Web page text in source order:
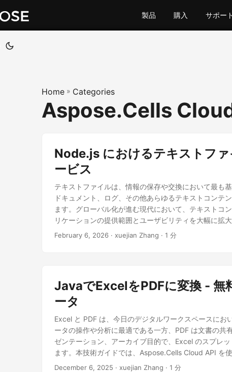
製品 購入 サポート
Home » Categories
Aspose.Cells
Node.js におけるテキストフ
ービス
テキストファイルは、情報の保存や交換において最も
ドキュメント、ログ、その他あらゆるテキストコンテ
ます。グローバル化が進む現代において、テキストコ
リケーションの提供範囲とユーザビリティを大幅に拡
API を使用して Node.js で AI 駆動のテキストファイル
ョンに最適です。 Node.js 用 AI テキスト翻訳 API
Node.js 用 AI テキスト翻訳 API Aspose.Cells Cloud
用してテキストファイルのインテリジェントな翻訳を
す。従来の翻訳手法とは異なり、この AI 駆動ソリュ
し、必要に応じてフォーマットを維持します。
く、プロフェッショナルレベルの翻訳機能をアプリケ
す。 開始するには、以下の手順が必要です： Aspose
イアント ID とクライアント シークレットを取得する
February 6, 2026 · xuejian Zhang · 1 分
JavaでExcelをPDFに変換 - 無
ータ
Excel と PDF は、今日のデジタルワークスペースに
ータの操作や分析に最適である一方、PDF は文書の共
ゼンテーション、アーカイブ目的で、Excel のスプレ
ます。本技術ガイドでは、Aspose.Cells Cloud API を
法を解説します。SDK を利用した方法と cURL を利用
December 6, 2025 · xuejian Zhang · 1 分